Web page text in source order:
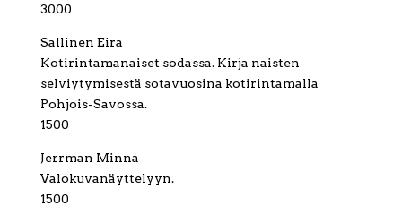
3000
Sallinen Eira
Kotirintamanaiset sodassa. Kirja naisten
selviytymisestä sotavuosina kotirintamalla
Pohjois-Savossa.
1500
Jerrman Minna
Valokuvanäyttelyyn.
1500